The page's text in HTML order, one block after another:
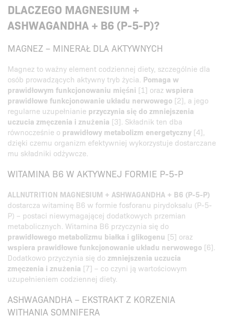
DLACZEGO MAGNESIUM +
ASHWAGANDHA + B6 (P-5-P)?
MAGNEZ – MINERAŁ DLA AKTYWNYCH
Magnez to ważny element codziennej diety, szczególnie dla
osób prowadzących aktywny tryb życia. Pomaga w
prawidłowym funkcjonowaniu mięśni [1] oraz wspiera
prawidłowe funkcjonowanie układu nerwowego [2], a jego
regularne uzupełnianie przyczynia się do zmniejszenia
uczucia zmęczenia i znużenia [3]. Składnik ten dba
równocześnie o prawidłowy metabolizm energetyczny [4],
dzięki czemu organizm efektywniej wykorzystuje dostarczane
mu składniki odżywcze.
WITAMINA B6 W AKTYWNEJ FORMIE P-5-P
ALLNUTRITION MAGNESIUM + ASHWAGANDHA + B6 (P-5-P)
dostarcza witaminę B6 w formie fosforanu pirydoksalu (P-5-
P) – postaci niewymagającej dodatkowych przemian
metabolicznych. Witamina B6 przyczynia się do
prawidłowego metabolizmu białka i glikogenu [5] oraz
wspiera prawidłowe funkcjonowanie układu nerwowego [6].
Dodatkowo przyczynia się do zmniejszenia uczucia
zmęczenia i znużenia [7] – co czyni ją wartościowym
uzupełnieniem codziennej diety.
ASHWAGANDHA – EKSTRAKT Z KORZENIA
WITHANIA SOMNIFERA